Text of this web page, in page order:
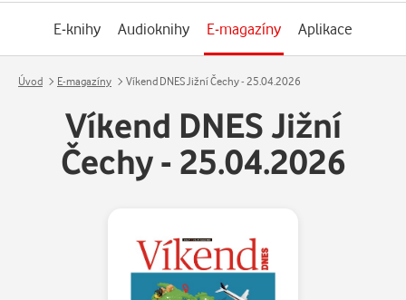
E-knihy Audioknihy E-magazíny Aplikace
Úvod E-magazíny Víkend DNES Jižní Čechy - 25.04.2026
Víkend DNES Jižní
Čechy - 25.04.2026